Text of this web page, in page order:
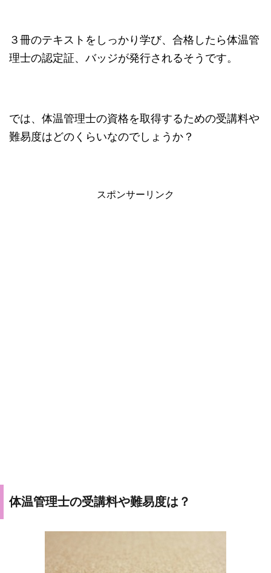
３冊のテキストをしっかり学び、合格したら体温管
理士の認定証、バッジが発行されるそうです。
では、体温管理士の資格を取得するための受講料や
難易度はどのくらいなのでしょうか？
スポンサーリンク
体温管理士の受講料や難易度は？